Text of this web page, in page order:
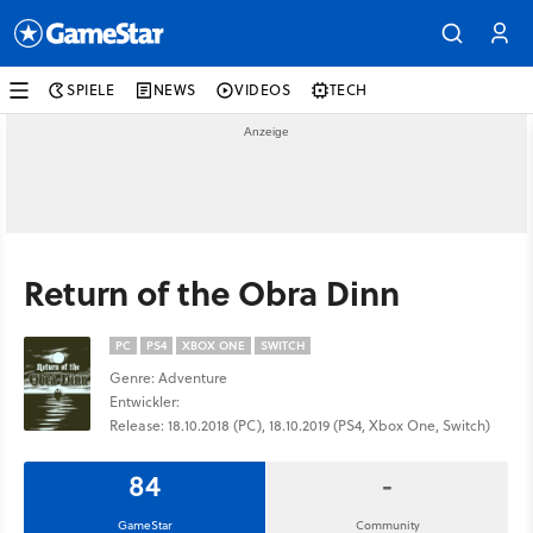
SPIELE NEWS VIDEOS TECH
Return of the Obra Dinn
PC PS4 XBOX ONE SWITCH
Genre: Adventure
Entwickler:
Release: 18.10.2018 (PC), 18.10.2019 (PS4, Xbox One, Switch)
84
GameStar
-
Community